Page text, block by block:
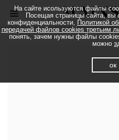
На сайте исользуются файлы
Посещая страницы сайта, вы
конфиденциальности, Политикой
передачей файлов cookies третьим
понять, зачем нужны файлы
можно
ок